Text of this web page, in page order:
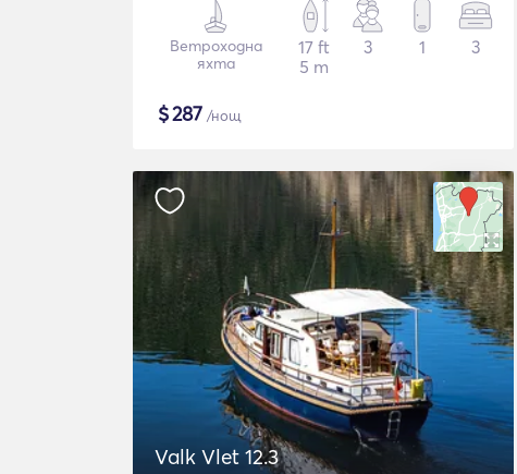
Ветроходна
яхта
17 ft
5 m
3 1 3
$287 /нощ
Valk Vlet 12.3